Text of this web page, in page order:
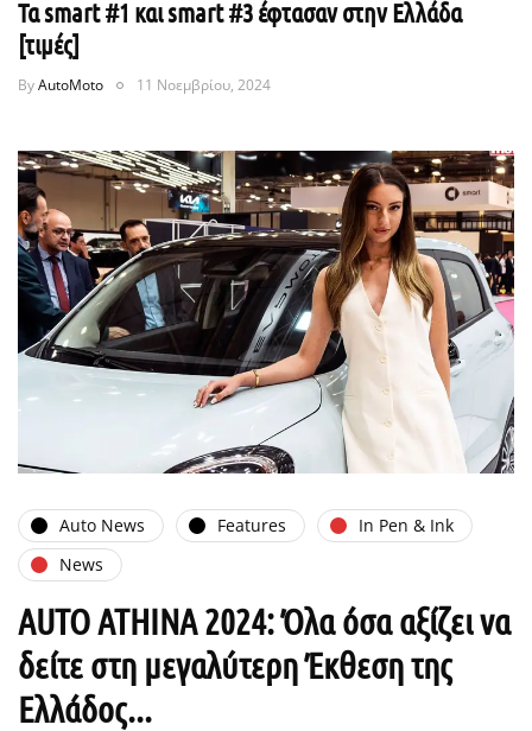
Τα smart #1 και smart #3 έφτασαν στην Ελλάδα
[τιμές]
ByAutoMoto 11 Νοεμβρίου, 2024
Auto News Features
In Pen & Ink
News
AUTO ATHINA 2024: Όλα όσα αξίζει να
δείτε στη μεγαλύτερη Έκθεση της
Ελλάδος...